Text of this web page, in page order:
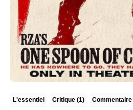
L'essentiel Critique (1) Commentaire